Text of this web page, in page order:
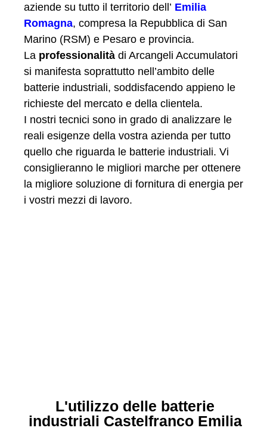
aziende su tutto il territorio dell’ Emilia
Romagna, compresa la Repubblica di San
Marino (RSM) e Pesaro e provincia.
La professionalità di Arcangeli Accumulatori
si manifesta soprattutto nell’ambito delle
batterie industriali, soddisfacendo appieno le
richieste del mercato e della clientela.
I nostri tecnici sono in grado di analizzare le
reali esigenze della vostra azienda per tutto
quello che riguarda le batterie industriali. Vi
consiglieranno le migliori marche per ottenere
la migliore soluzione di fornitura di energia per
i vostri mezzi di lavoro.
L'utilizzo delle batterie
industriali Castelfranco Emilia